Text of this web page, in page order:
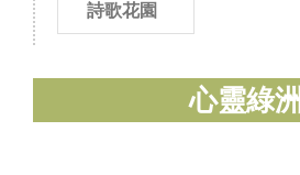
詩歌花園
心靈綠洲